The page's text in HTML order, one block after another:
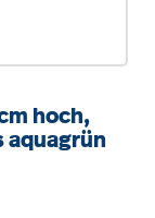
hoch,
aquagrün